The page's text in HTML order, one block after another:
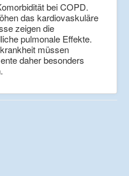
bei COPD.
das kardiovaskuläre
zeigen die
pulmonale Effekte.
müssen
daher besonders